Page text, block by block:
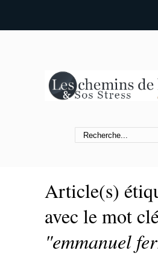
Article(s)
avec le mot
"emmanuel